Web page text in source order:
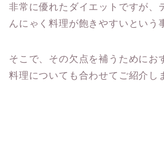
非常に優れたダイエットですが、
んにゃく料理が飽きやすいという
そこで、その欠点を補うためにお
料理についても合わせてご紹介し